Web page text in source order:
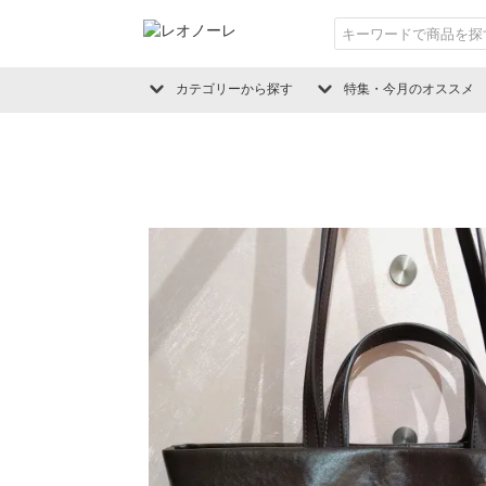
カテゴリーから探す 特集・今月のオススメ